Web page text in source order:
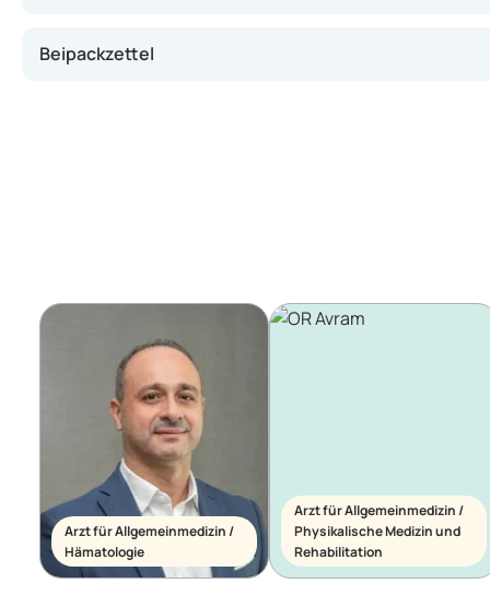
Beipackzettel
Arzt für Allgemeinmedizin /
Hämatologie
Arzt für Allgemeinmedizin /
Physikalische Medizin und
Rehabilitation